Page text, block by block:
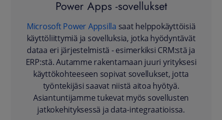
Power Apps -sovellukset
Microsoft Power Appsilla saat helppokäyttöisiä
käyttöliittymiä ja sovelluksia, jotka hyödyntävät
dataa eri järjestelmistä - esimerkiksi CRM:stä ja
ERP:stä. Autamme rakentamaan juuri yrityksesi
käyttökohteeseen sopivat sovellukset, jotta
työntekijäsi saavat niistä aitoa hyötyä.
Asiantuntijamme tukevat myös sovellusten
jatkokehityksessä ja data-integraatioissa.